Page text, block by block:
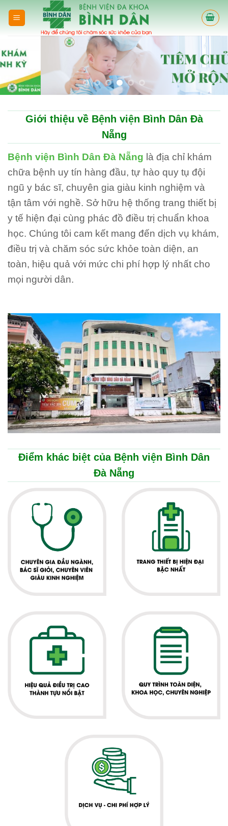
Giới thiệu về Bệnh viện Bình Dân Đà
Nẵng
Bệnh viện Bình Dân Đà Nẵng là địa chỉ khám
chữa bệnh uy tín hàng đầu, tự hào quy tụ đội
ngũ y bác sĩ, chuyên gia giàu kinh nghiệm và
tận tâm với nghề. Sở hữu hệ thống trang thiết bị
y tế hiện đại cùng phác đồ điều trị chuẩn khoa
học. Chúng tôi cam kết mang đến dịch vụ khám,
điều trị và chăm sóc sức khỏe toàn diện, an
toàn, hiệu quả với mức chi phí hợp lý nhất cho
mọi người dân.
Điểm khác biệt của Bệnh viện Bình Dân
Đà Nẵng